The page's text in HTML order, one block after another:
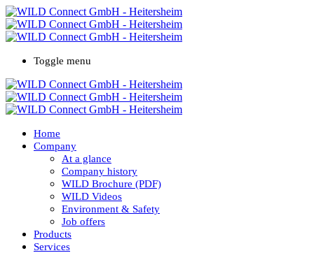
Toggle menu
Home
Company
At a glance
Company history
WILD Brochure (PDF)
WILD Videos
Environment & Safety
Job offers
Products
Services